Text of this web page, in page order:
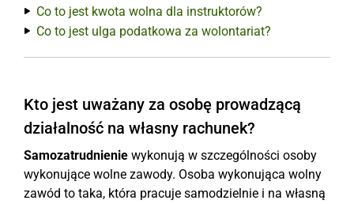
Co to jest kwota wolna dla instruktorów?
Co to jest ulga podatkowa za wolontariat?
Kto jest uważany za osobę prowadzącą
działalność na własny rachunek?
Samozatrudnienie wykonują w szczególności osoby
wykonujące wolne zawody. Osoba wykonująca wolny
zawód to taka, która pracuje samodzielnie i na własną